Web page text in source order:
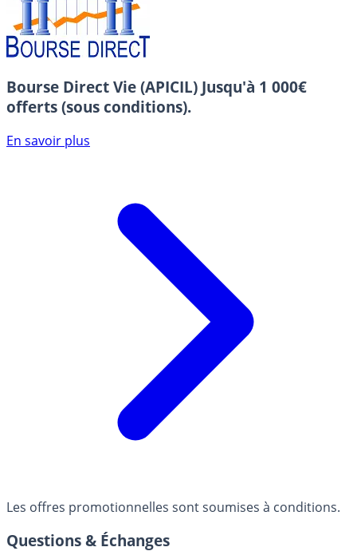
Bourse Direct Vie (APICIL) Jusqu'à 1 000€
offerts (sous conditions).
En savoir plus
Les offres promotionnelles sont soumises à conditions.
Questions & Échanges